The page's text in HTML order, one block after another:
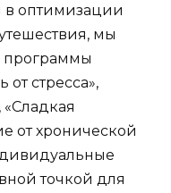
в оптимизации
мы
от стресса»,
от хронической
точкой для